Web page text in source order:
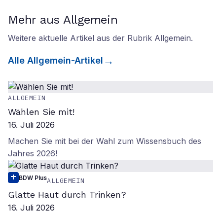
Mehr aus Allgemein
Weitere aktuelle Artikel aus der Rubrik Allgemein.
Alle Allgemein-Artikel
ALLGEMEIN
Wählen Sie mit!
16. Juli 2026
Machen Sie mit bei der Wahl zum Wissensbuch des
Jahres 2026!
BDW PlusALLGEMEIN
Glatte Haut durch Trinken?
16. Juli 2026